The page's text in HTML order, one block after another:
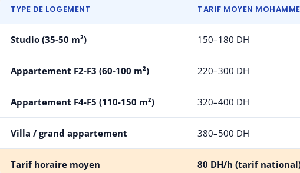
TYPE DE LOGEMENT TARIF MOYEN
Studio (35-50 m²) 150–180 DH
Appartement F2-F3 (60-100 m²) 220–300 DH
Appartement F4-F5 (110-150 m²) 320–400 DH
Villa / grand appartement 380–500 DH
Tarif horaire moyen 80 DH/h (tarif